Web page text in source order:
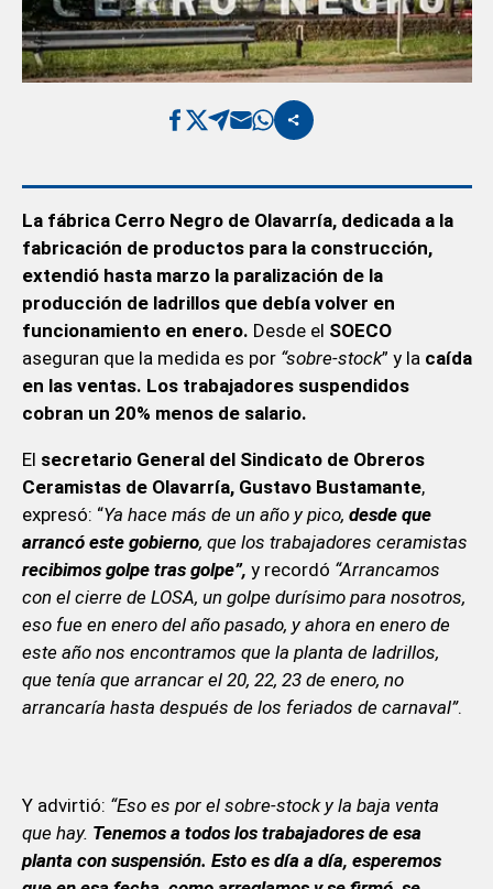
La fábrica Cerro Negro de Olavarría, dedicada a la
fabricación de productos para la construcción,
extendió hasta marzo la paralización de la
producción de ladrillos que debía volver en
funcionamiento en enero. Desde el SOECO
aseguran que la medida es por “sobre-stock” y la caída
en las ventas. Los trabajadores suspendidos
cobran un 20% menos de salario.
El secretario General del Sindicato de Obreros
Ceramistas de Olavarría, Gustavo Bustamante,
expresó: “Ya hace más de un año y pico, desde que
arrancó este gobierno, que los trabajadores ceramistas
recibimos golpe tras golpe”, y recordó “Arrancamos
con el cierre de LOSA, un golpe durísimo para nosotros,
eso fue en enero del año pasado, y ahora en enero de
este año nos encontramos que la planta de ladrillos,
que tenía que arrancar el 20, 22, 23 de enero, no
arrancaría hasta después de los feriados de carnaval”.
Y advirtió: “Eso es por el sobre-stock y la baja venta
que hay. Tenemos a todos los trabajadores de esa
planta con suspensión. Esto es día a día, esperemos